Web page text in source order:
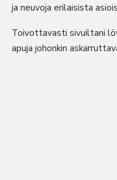
ja neuvoja erilaisista
Toivottavasti sivuiltani
apuja johonkin